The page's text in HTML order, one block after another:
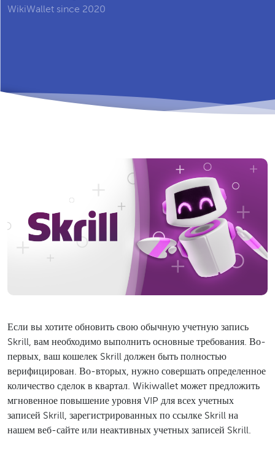
WikiWallet since 2020
Если вы хотите обновить свою обычную учетную запись
Skrill, вам необходимо выполнить основные требования. Во-
первых, ваш кошелек Skrill должен быть полностью
верифицирован. Во-вторых, нужно совершать определенное
количество сделок в квартал. Wikiwallet может предложить
мгновенное повышение уровня VIP для всех учетных
записей Skrill, зарегистрированных по ссылке Skrill на
нашем веб-сайте или неактивных учетных записей Skrill.